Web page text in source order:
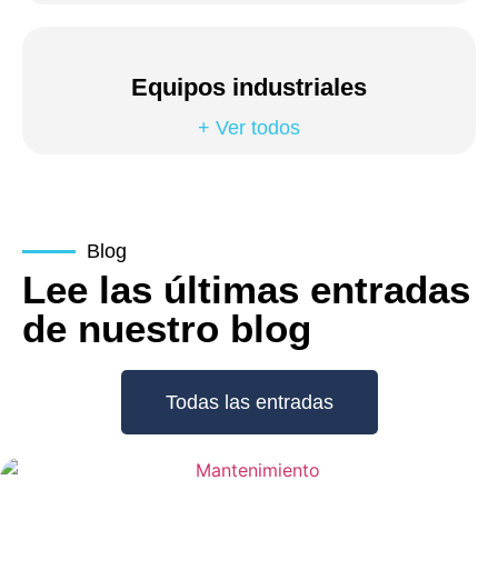
Equipos industriales
+ Ver todos
Blog
Lee las últimas entradas
de nuestro blog
Todas las entradas